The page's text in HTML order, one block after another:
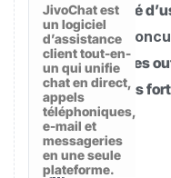
JivoChat est
un logiciel
d’assistance
client tout-en-
un qui unifie
chat en direct,
appels
téléphoniques,
e-mail et
messageries
en une seule
plateforme.
de simplicité
meilleurs
Comparez les
tarifs, points